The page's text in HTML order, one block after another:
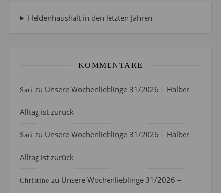
Heldenhaushalt in den letzten Jahren
KOMMENTARE
Sari zu Unsere Wochenlieblinge 31/2026 – Halber
Alltag ist zurück
Sari zu Unsere Wochenlieblinge 31/2026 – Halber
Alltag ist zurück
Christine zu Unsere Wochenlieblinge 31/2026 –